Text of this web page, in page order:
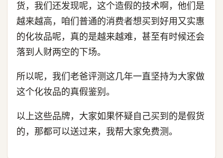
货，我们还发现呢，这个造假的技术啊，他们是
越来越高，咱们普通的消费者想买到好用又实惠
的化妆品呢，真的是越来越难，甚至有时候还会
落到人财两空的下场。
所以呢，我们老爸评测这几年一直坚持为大家做
这个化妆品的真假鉴别。
以上这些品牌，大家如果怀疑自己买到的是假货
的，那都可以送过来，我帮大家免费测。